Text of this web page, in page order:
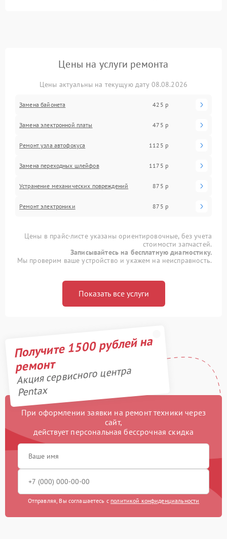
Цены на услуги ремонта
Цены актуальны на текущую дату 08.08.2026
Замена байонета 425 р
Замена электронной платы 475 р
Ремонт узла автофокуса 1125 р
Замена переходных шлейфов 1175 р
Устранение механических повреждений 875 р
Ремонт электроники 875 р
Цены в прайс-листе указаны ориентировочные, без учета
стоимости запчастей.
Записывайтесь на бесплатную диагностику.
Мы проверим ваше устройство и укажем на неисправность.
Показать все услуги
Получите 1500 рублей на
ремонт
Акция сервисного центра
Pentax
При оформлении заявки на ремонт техники через
сайт,
действует персональная бессрочная скидка
Отправляя, Вы соглашаетесь с политикой конфиденциальности